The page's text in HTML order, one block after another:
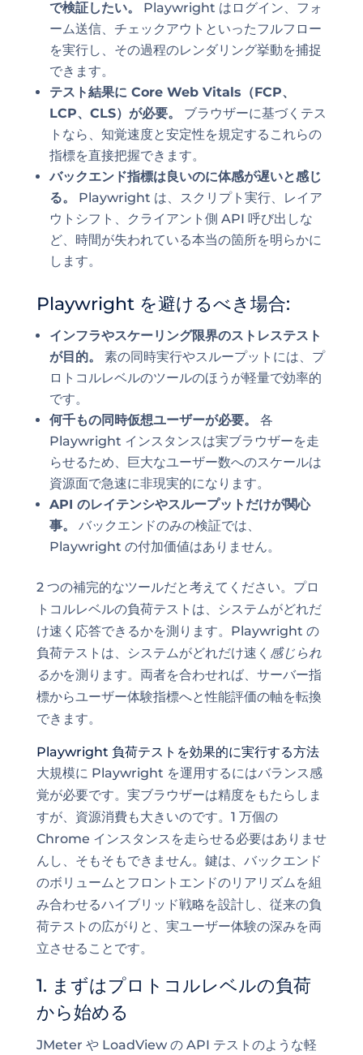
で検証したい。
Playwright はログイン、フォ
ーム送信、チェックアウトといったフルフロー
を実行し、その過程のレンダリング挙動を捕捉
できます。
テスト結果に Core Web Vitals（FCP、
LCP、CLS）が必要。
ブラウザーに基づくテス
トなら、知覚速度と安定性を規定するこれらの
指標を直接把握できます。
バックエンド指標は良いのに体感が遅いと感じ
る。
Playwright は、スクリプト実行、レイア
ウトシフト、クライアント側 API 呼び出しな
ど、時間が失われている本当の箇所を明らかに
します。
Playwright を避けるべき場合:
インフラやスケーリング限界のストレステスト
が目的。
素の同時実行やスループットには、プ
ロトコルレベルのツールのほうが軽量で効率的
です。
何千もの同時仮想ユーザーが必要。
各
Playwright インスタンスは実ブラウザーを走
らせるため、巨大なユーザー数へのスケールは
資源面で急速に非現実的になります。
API のレイテンシやスループットだけが関心
事。
バックエンドのみの検証では、
Playwright の付加価値はありません。
2 つの補完的なツールだと考えてください。プロ
トコルレベルの負荷テストは、システムがどれだ
け速く応答できるかを測ります。Playwright の
負荷テストは、システムがどれだけ速く 感じられ
るかを測ります。両者を合わせれば、サーバー指
標からユーザー体験指標へと性能評価の軸を転換
できます。
Playwright 負荷テストを効果的に実行する方法
大規模に Playwright を運用するにはバランス感
覚が必要です。実ブラウザーは精度をもたらしま
すが、資源消費も大きいのです。1 万個の
Chrome インスタンスを走らせる必要はありませ
んし、そもそもできません。鍵は、バックエンド
のボリュームとフロントエンドのリアリズムを組
み合わせるハイブリッド戦略を設計し、従来の負
荷テストの広がりと、実ユーザー体験の深みを両
立させることです。
1. まずはプロトコルレベルの負荷
から始める
JMeter や LoadView の API テストのような軽